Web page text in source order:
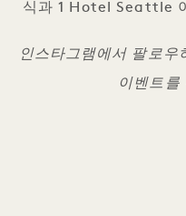
식과 1 Hotel Seattle
인스타그램에서 팔로우
이벤트를